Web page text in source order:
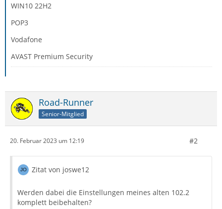
WIN10 22H2
POP3
Vodafone
AVAST Premium Security
Road-Runner
Senior-Mitglied
20. Februar 2023 um 12:19 #2
Zitat von joswe12
Werden dabei die Einstellungen meines alten 102.2
komplett beibehalten?